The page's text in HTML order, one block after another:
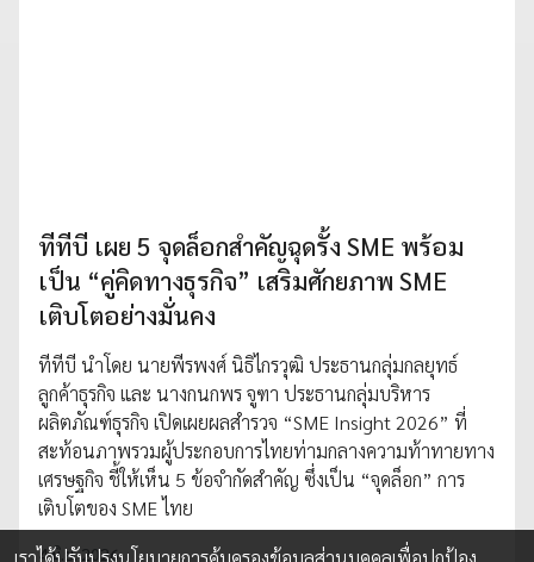
ทีทีบี เผย 5 จุดล็อกสำคัญฉุดรั้ง SME พร้อม
เป็น “คู่คิดทางธุรกิจ” เสริมศักยภาพ SME
เติบโตอย่างมั่นคง
ทีทีบี นำโดย นายพีรพงศ์ นิธิไกรวุฒิ ประธานกลุ่มกลยุทธ์
ลูกค้าธุรกิจ และ นางกนกพร จูฑา ประธานกลุ่มบริหาร
ผลิตภัณฑ์ธุรกิจ เปิดเผยผลสำรวจ “SME Insight 2026” ที่
สะท้อนภาพรวมผู้ประกอบการไทยท่ามกลางความท้าทายทาง
เศรษฐกิจ ชี้ให้เห็น 5 ข้อจำกัดสำคัญ ซึ่งเป็น “จุดล็อก” การ
เติบโตของ SME ไทย
4 มิ.ย. 2026